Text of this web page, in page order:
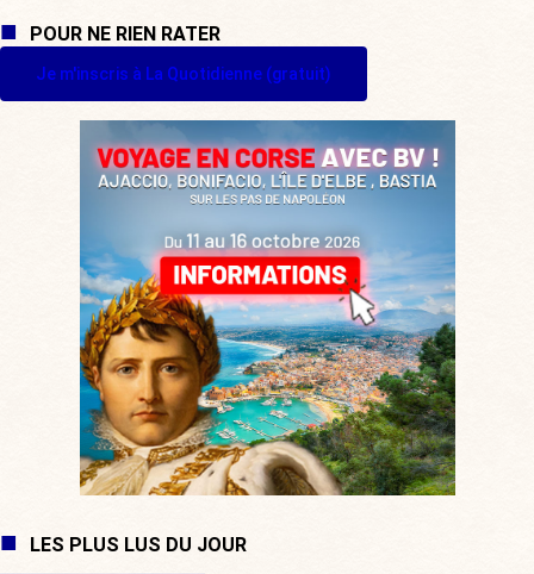
POUR NE RIEN RATER
Je m'inscris à La Quotidienne (gratuit)
LES PLUS LUS DU JOUR